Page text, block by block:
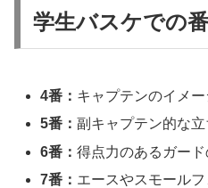
学生バスケでの
4番： キャプテンのイメー
5番：副キャプテン的な立
6番：得点力のあるガー
7番： エースやスモール